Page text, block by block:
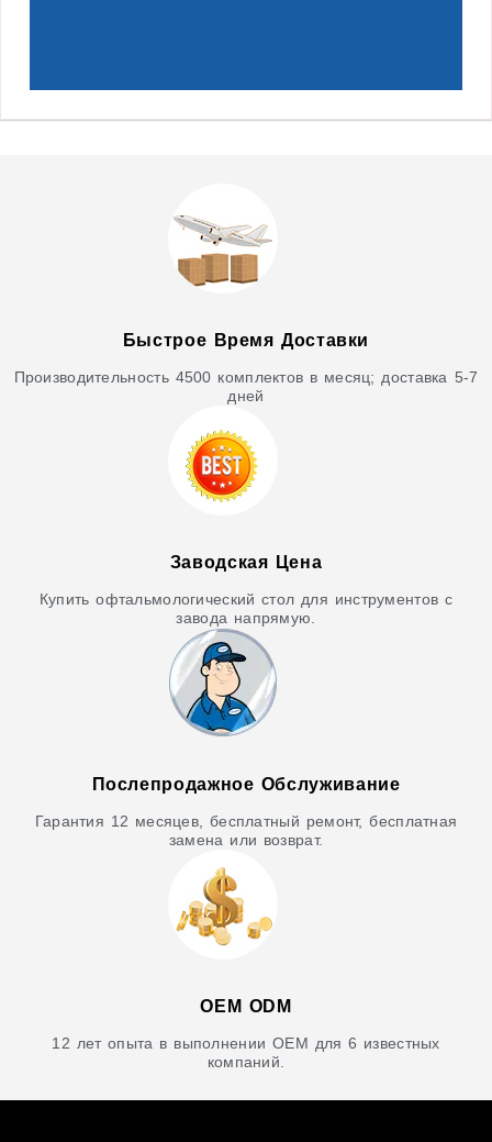
Быстрое Время Доставки
Производительность 4500 комплектов в месяц; доставка 5-7
дней
Заводская Цена
Купить офтальмологический стол для инструментов с
завода напрямую.
Послепродажное Обслуживание
Гарантия 12 месяцев, бесплатный ремонт, бесплатная
замена или возврат.
OEM ODM
12 лет опыта в выполнении OEM для 6 известных
компаний.